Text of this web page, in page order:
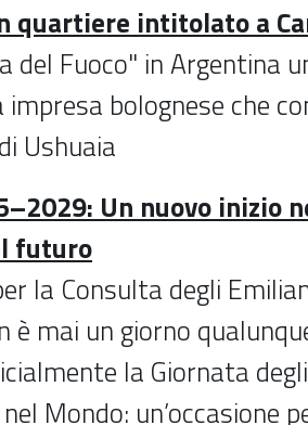
quartiere intitolato a
del Fuoco" in Argentina
bolognese che
Ushuaia
Un nuovo inizio
futuro
la Consulta degli
è mai un giorno
la Giornata
Mondo: un’occasione